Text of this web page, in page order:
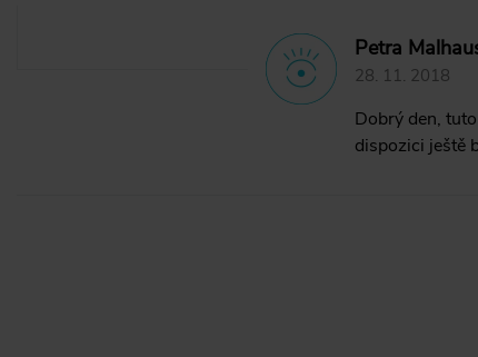
Petra
28. 11. 2018
Dobrý den,
dispozici ještě